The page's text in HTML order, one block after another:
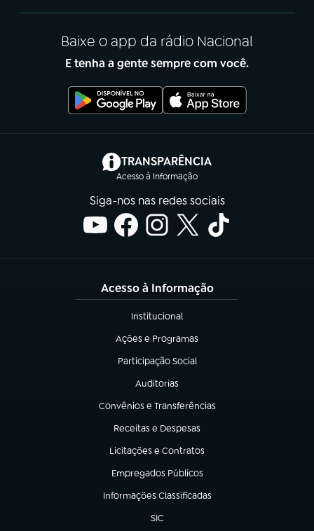
Baixe o app da rádio Nacional
E tenha a gente sempre com você.
TRANSPARÊNCIA
Acesso à Informação
(abre em nova aba)
Siga-nos nas redes sociais
Acesso à Informação
Institucional
(abre em nova aba)
Ações e Programas
(abre em nova aba)
Participação Social
(abre em nova aba)
Auditorias
(abre em nova aba)
Convênios e Transferências
(abre em nova aba)
Receitas e Despesas
(abre em nova aba)
Licitações e Contratos
(abre em nova aba)
Empregados Públicos
(abre em nova aba)
Informações Classificadas
(abre em nova aba)
SIC
(abre em nova aba)